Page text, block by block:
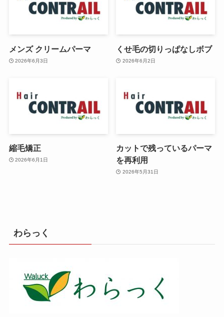
メンズ クリームパーマ
2026年6月3日
くせ毛の切りっぱなしボブ
2026年6月2日
縮毛矯正
2026年6月1日
カットで残っているパーマ
を再利用
2026年5月31日
わらっく